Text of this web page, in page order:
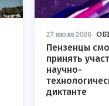
27 июля 2026
Пензенцы
принять
научно-
диктанте